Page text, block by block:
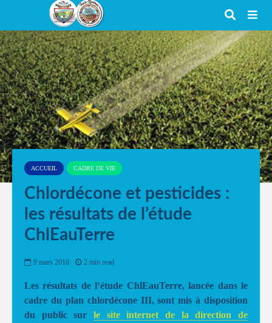
ACCUEIL CADRE DE VIE
Chlordécone et pesticides :
les résultats de l’étude
ChlEauTerre
9 mars 2018 2 min read
Les résultats de l’étude ChlEauTerre, lancée dans le
cadre du plan chlordécone III, sont mis à disposition
du public sur le site internet de la direction de